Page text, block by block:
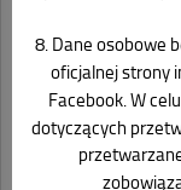
Pismo Ministra
Uroczyste
Zajęcia
2026 r.
8. Dane osobowe
oficjalnej strony
Facebook. W
dotyczących